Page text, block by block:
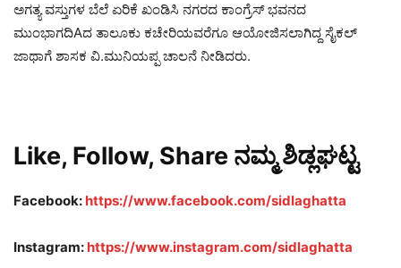
ಅಗತ್ಯ ವಸ್ತುಗಳ ಬೆಲೆ ಏರಿಕೆ ಖಂಡಿಸಿ ನಗರದ ಕಾಂಗ್ರೆಸ್ ಭವನದ
ಮುಂಭಾಗದಿAದ ತಾಲೂಕು ಕಚೇರಿಯವರೆಗೂ ಆಯೋಜಿಸಲಾಗಿದ್ದ ಸೈಕಲ್
ಜಾಥಾಗೆ ಶಾಸಕ ವಿ.ಮುನಿಯಪ್ಪ ಚಾಲನೆ ನೀಡಿದರು.
Like, Follow, Share ನಮ್ಮ ಶಿಡ್ಲಘಟ್ಟ
Facebook: https://www.facebook.com/sidlaghatta
Instagram: https://www.instagram.com/sidlaghatta